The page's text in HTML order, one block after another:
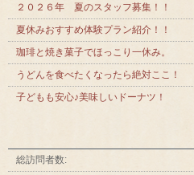
２０２６年 夏のスタッフ募集！！
夏休みおすすめ体験プラン紹介！！
珈琲と焼き菓子でほっこり一休み。
うどんを食べたくなったら絶対ここ！
子どもも安心♪美味しいドーナツ！
総訪問者数: